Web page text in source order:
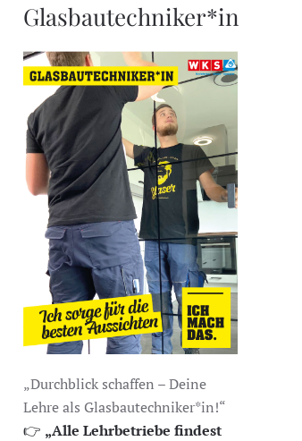
Glasbautechniker*in
„Durchblick schaffen – Deine
Lehre als Glasbautechniker*in!“
👉 „Alle Lehrbetriebe findest